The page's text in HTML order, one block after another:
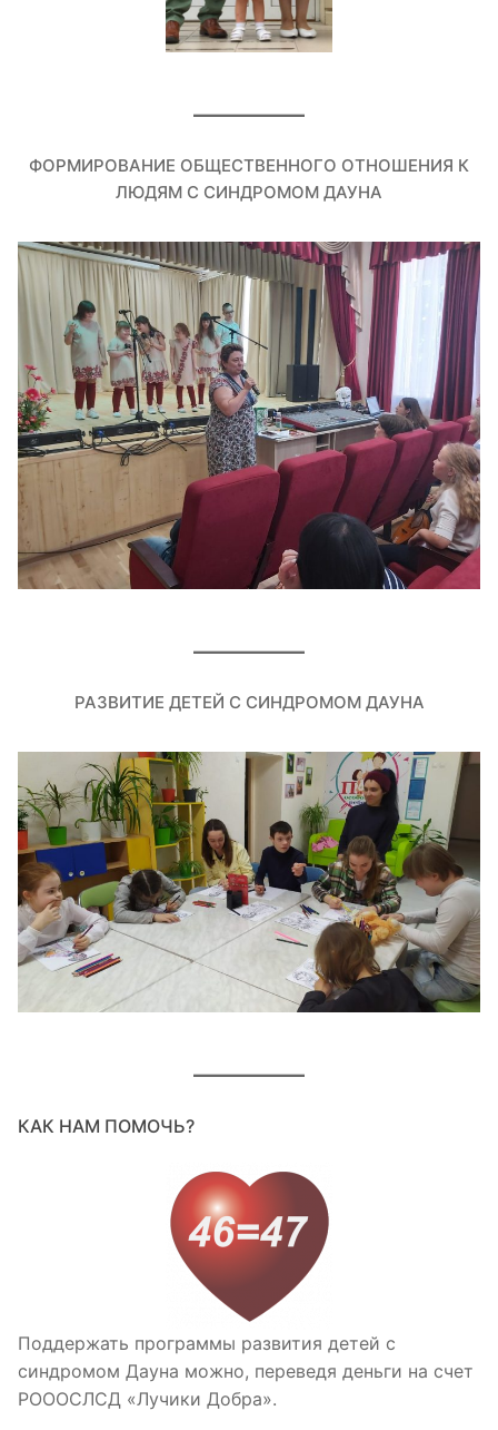
ФОРМИРОВАНИЕ ОБЩЕСТВЕННОГО ОТНОШЕНИЯ К
ЛЮДЯМ С СИНДРОМОМ ДАУНА
РАЗВИТИЕ ДЕТЕЙ С СИНДРОМОМ ДАУНА
КАК НАМ ПОМОЧЬ?
Поддержать программы развития детей с
синдромом Дауна можно, переведя деньги на счет
РОООСЛСД «Лучики Добра».